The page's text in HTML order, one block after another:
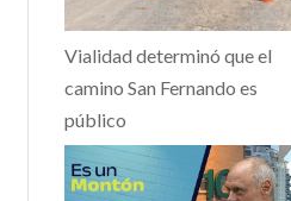
Vialidad determinó que el
camino San Fernando es
público